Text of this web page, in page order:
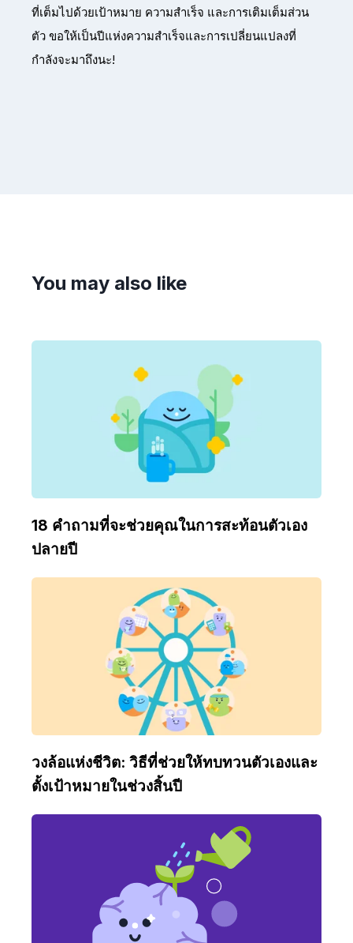
ที่เต็มไปด้วยเป้าหมาย ความสำเร็จ และการเติมเต็มส่วน
ตัว ขอให้เป็นปีแห่งความสำเร็จและการเปลี่ยนแปลงที่
กำลังจะมาถึงนะ!
You may also like
18 คำถามที่จะช่วยคุณในการสะท้อนตัวเอง
ปลายปี
วงล้อแห่งชีวิต: วิธีที่ช่วยให้ทบทวนตัวเองและ
ตั้งเป้าหมายในช่วงสิ้นปี